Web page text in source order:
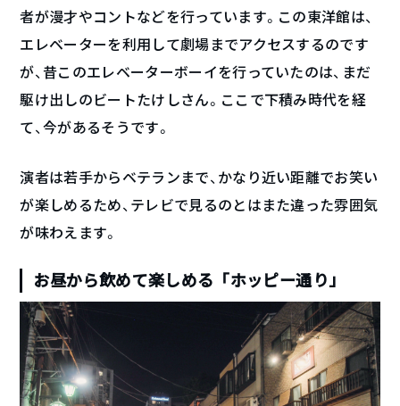
者が漫才やコントなどを行っています。この東洋館は、
エレベーターを利用して劇場までアクセスするのです
が、昔このエレベーターボーイを行っていたのは、まだ
駆け出しのビートたけしさん。ここで下積み時代を経
て、今があるそうです。
演者は若手からベテランまで、かなり近い距離でお笑い
が楽しめるため、テレビで見るのとはまた違った雰囲気
が味わえます。
お昼から飲めて楽しめる「ホッピー通り」